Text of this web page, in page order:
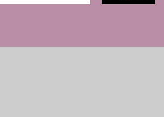
か、それとも徐々に薄
出ていない。（翻訳：